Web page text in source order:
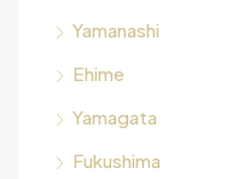
Yamanashi
Ehime
Yamagata
Fukushima